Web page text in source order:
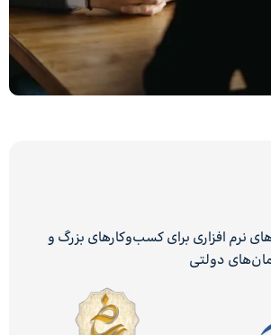
نرم افزاری برای کسب‌وکارهای بزرگ و